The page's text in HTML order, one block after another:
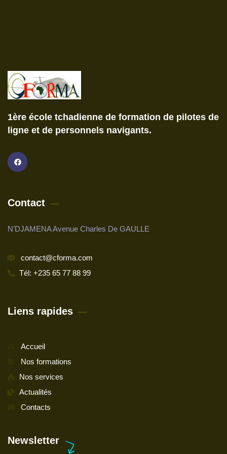
1ère école tchadienne de formation de pilotes de
ligne et de personnels navigants.
Contact
N’DJAMENA Avenue Charles De GAULLE
contact@cforma.com
Tél: +235 65 77 88 99
Liens rapides
Accueil
Nos formations
Nos services
Actualités
Contacts
Newsletter